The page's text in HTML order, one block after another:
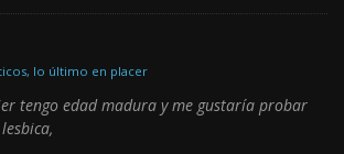
lo último en placer
tengo edad madura y me gustaría probar